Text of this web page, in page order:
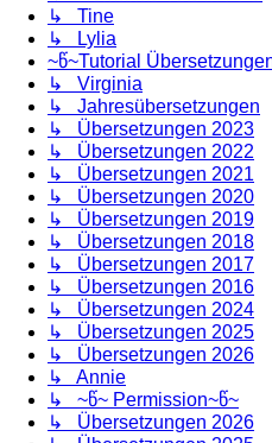
↳ Tine
↳ Lylia
~წ~Tutorial
↳ Virginia
↳ Jahresübersetzungen
↳ Übersetzungen 2023
↳ Übersetzungen 2022
↳ Übersetzungen 2021
↳ Übersetzungen 2020
↳ Übersetzungen 2019
↳ Übersetzungen 2018
↳ Übersetzungen 2017
↳ Übersetzungen 2016
↳ Übersetzungen 2024
↳ Übersetzungen 2025
↳ Übersetzungen 2026
↳ Annie
↳ ~წ~ Permission~წ~
↳ Übersetzungen 2026